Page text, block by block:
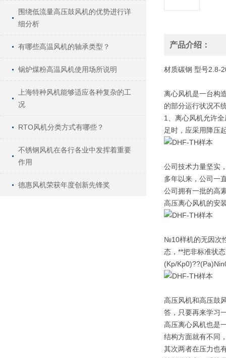
围绕低流量高压鼓风机的优势进行详
细分析
有哪些高温风机的轴承类型？
锅炉煤粉高温风机使用场所说明
上海特种风机能够适应各种复杂的工
况
RTO风机分类方式有哪些？
不锈钢风机在各行各业中发挥着重要
作用
德惠风机荣获年度创新先锋奖
产品介绍：
材质碳钢 型号2.8-
离心风机是一台构
的部分运行状况不
1、离心风机允许
足时，应采用降压
公司技术力量坚实
多年以来，公司一
公司拥有一批的高
高压离心风机的安
№10样机的无因次
态，**把非标准状
(Kp/
高压风机和高压鼓
答，只要再来学习
高压离心风机也是
结构方面就有不同
其次两者在压力也